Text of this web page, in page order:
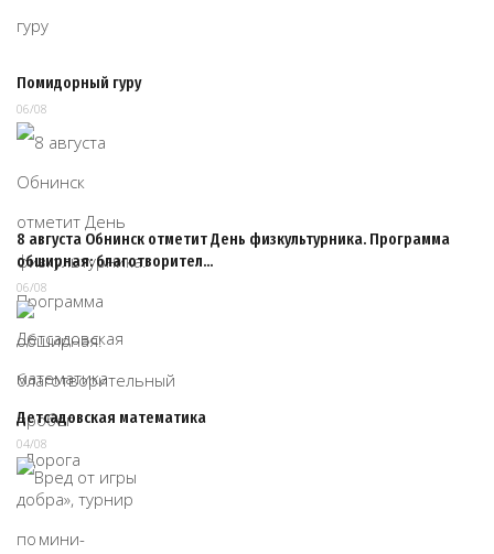
Помидорный гуру
06/08
8 августа Обнинск отметит День физкультурника. Программа
обширная: благотворител…
06/08
Детсадовская математика
04/08